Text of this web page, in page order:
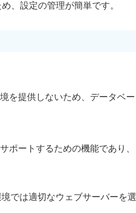
、設定の管理が簡単です。
を提供しないため、データベー
ポートするための機能であり、
では適切なウェブサーバーを選